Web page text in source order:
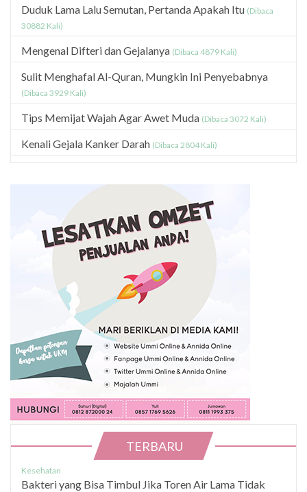
Duduk Lama Lalu Semutan, Pertanda Apakah Itu (Dibaca
30882 Kali)
Mengenal Difteri dan Gejalanya (Dibaca 4879 Kali)
Sulit Menghafal Al-Quran, Mungkin Ini Penyebabnya
(Dibaca 3929 Kali)
Tips Memijat Wajah Agar Awet Muda (Dibaca 3072 Kali)
Kenali Gejala Kanker Darah (Dibaca 2804 Kali)
TERBARU
Kesehatan
Bakteri yang Bisa Timbul Jika Toren Air Lama Tidak